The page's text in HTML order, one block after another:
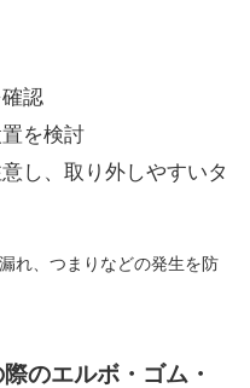
認
を検討
し、取り外しやすいタ
れ、つまりなどの発生を防
のエルボ・ゴム・